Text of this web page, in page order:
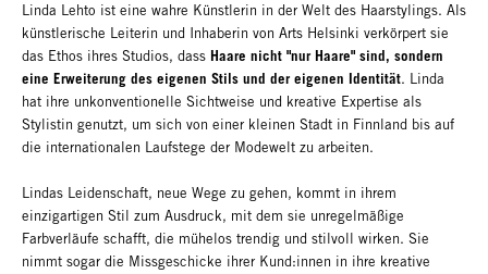
Linda Lehto ist eine wahre Künstlerin in der Welt des Haarstylings. Als
künstlerische Leiterin und Inhaberin von Arts Helsinki verkörpert sie
das Ethos ihres Studios, dass Haare nicht "nur Haare" sind, sondern
eine Erweiterung des eigenen Stils und der eigenen Identität. Linda
hat ihre unkonventionelle Sichtweise und kreative Expertise als
Stylistin genutzt, um sich von einer kleinen Stadt in Finnland bis auf
die internationalen Laufstege der Modewelt zu arbeiten.
Lindas Leidenschaft, neue Wege zu gehen, kommt in ihrem
einzigartigen Stil zum Ausdruck, mit dem sie unregelmäßige
Farbverläufe schafft, die mühelos trendig und stilvoll wirken. Sie
nimmt sogar die Missgeschicke ihrer Kund:innen in ihre kreative